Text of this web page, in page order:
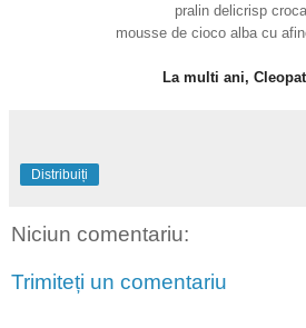
pralin delicrisp
mousse de cioco alba cu
La multi ani,
Distribuiți
Niciun comentariu:
Trimiteți un comentariu